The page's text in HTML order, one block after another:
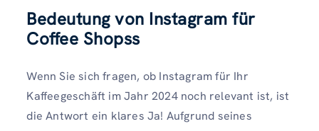
Bedeutung von Instagram für
Coffee Shopss
Wenn Sie sich fragen, ob Instagram für Ihr
Kaffeegeschäft im Jahr 2024 noch relevant ist, ist
die Antwort ein klares Ja! Aufgrund seines